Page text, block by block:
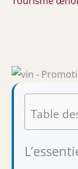
Table